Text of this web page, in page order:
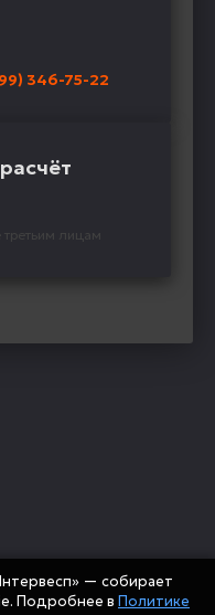
346-75-22
лицам
— собирает
Подробнее в Политике